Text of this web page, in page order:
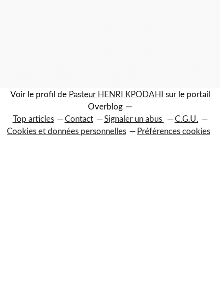
Voir le profil de Pasteur HENRI KPODAHI
sur le portail
Overblog
Top articles
Contact Signaler un abus
C.G.U.
Cookies et données personnelles
Préférences cookies